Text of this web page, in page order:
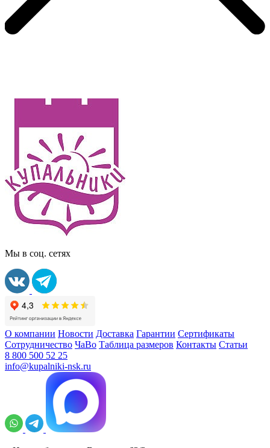
Мы в соц. сетях
О компании Новости Доставка Гарантии Сертификаты
Сотрудничество ЧаВо Таблица размеров Контакты Статьи
8 800 500 52 25
info@kupalniki-nsk.ru